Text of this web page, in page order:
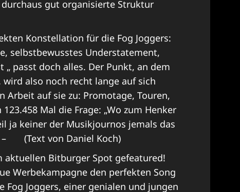
gut organisierte Struktur
Konstellation für die Fog Joggers:
selbstbewusstes Understatement,
passt doch alles. Der Punkt, an dem
wird also noch recht lange auf sich
Arbeit auf sie zu: Promotage, Touren,
Mal die Frage: „Wo zum Henker
ja keiner der Musikjournos jemals das
– (Text von Daniel Koch)
aktuellen Bitburger Spot gefeatured!
Werbekampagne den perfekten Song
Fog Joggers, einer genialen und jungen